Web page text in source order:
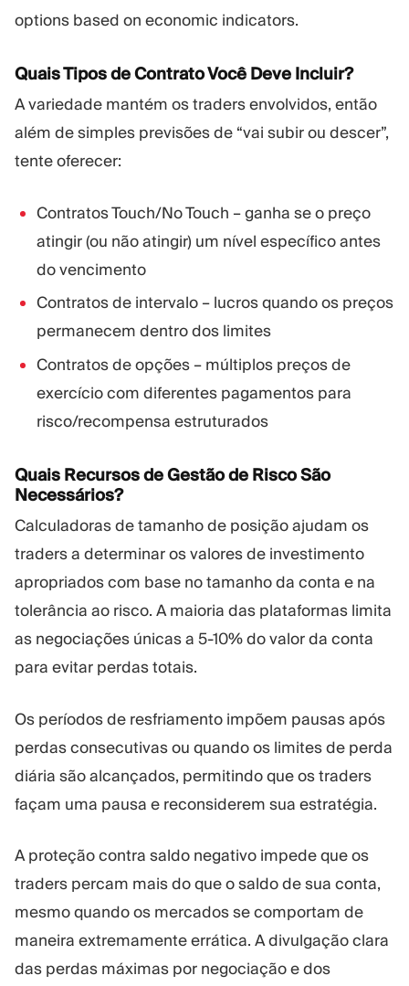
options based on economic indicators.
Quais Tipos de Contrato Você Deve Incluir?
A variedade mantém os traders envolvidos, então
além de simples previsões de “vai subir ou descer”,
tente oferecer:
Contratos Touch/No Touch – ganha se o preço
atingir (ou não atingir) um nível específico antes
do vencimento
Contratos de intervalo – lucros quando os preços
permanecem dentro dos limites
Contratos de opções – múltiplos preços de
exercício com diferentes pagamentos para
risco/recompensa estruturados
Quais Recursos de Gestão de Risco São
Necessários?
Calculadoras de tamanho de posição ajudam os
traders a determinar os valores de investimento
apropriados com base no tamanho da conta e na
tolerância ao risco. A maioria das plataformas limita
as negociações únicas a 5-10% do valor da conta
para evitar perdas totais.
Os períodos de resfriamento impõem pausas após
perdas consecutivas ou quando os limites de perda
diária são alcançados, permitindo que os traders
façam uma pausa e reconsiderem sua estratégia.
A proteção contra saldo negativo impede que os
traders percam mais do que o saldo de sua conta,
mesmo quando os mercados se comportam de
maneira extremamente errática. A divulgação clara
das perdas máximas por negociação e dos